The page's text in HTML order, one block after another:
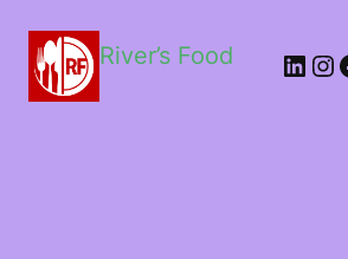
River’s Food